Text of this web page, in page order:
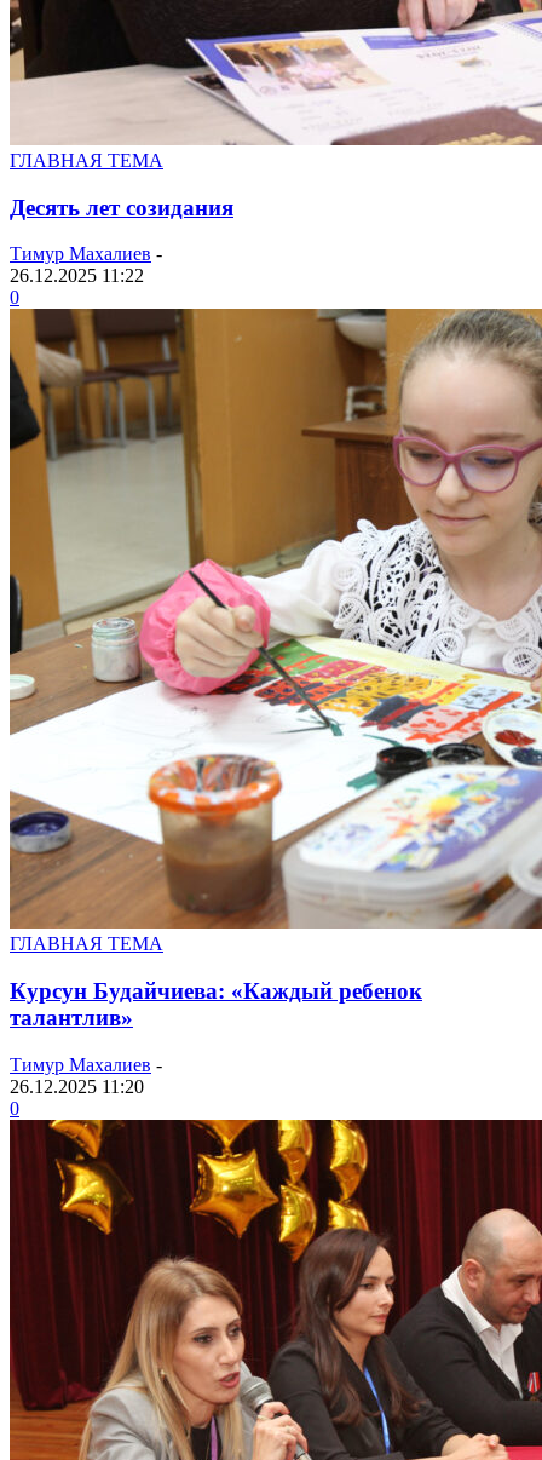
ГЛАВНАЯ ТЕМА
Десять лет созидания
Тимур Махалиев -
26.12.2025 11:22
0
ГЛАВНАЯ ТЕМА
Курсун Будайчиева: «Каждый ребенок
талантлив»
Тимур Махалиев -
26.12.2025 11:20
0